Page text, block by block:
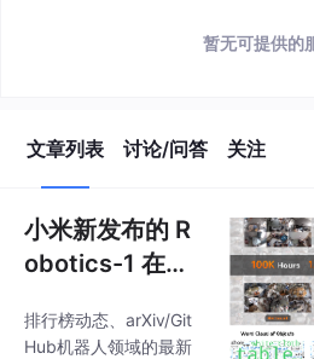
暂无可提供的
文章列表 讨论/问答 关注
小米新发布的 R
obotics-1 在向
息？
排行榜动态、arXiv/Git
Hub机器人领域的最新